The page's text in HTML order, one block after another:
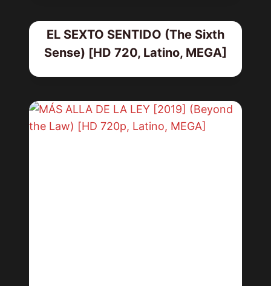
EL SEXTO SENTIDO (The Sixth
Sense) [HD 720, Latino, MEGA]